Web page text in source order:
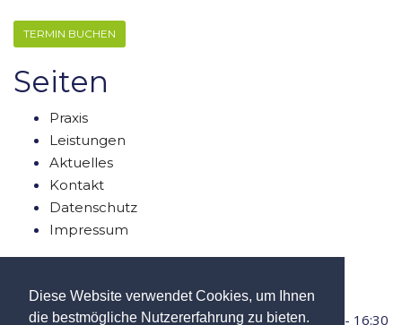
Diese Website verwendet Cookies, um Ihnen
die bestmögliche Nutzererfahrung zu bieten.
TERMIN BUCHEN
Seiten
Praxis
Leistungen
Aktuelles
Kontakt
Datenschutz
Impressum
Öffnungszeiten
Montag 8:00 - 12:30 / 13:30 - 16:30